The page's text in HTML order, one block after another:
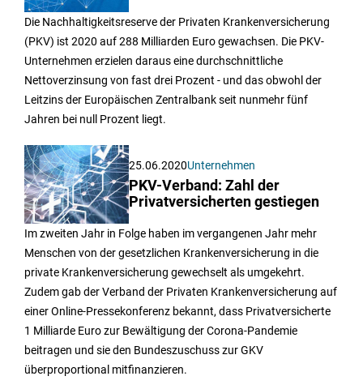
Die Nachhaltigkeitsreserve der Privaten Krankenversicherung
(PKV) ist 2020 auf 288 Milliarden Euro gewachsen. Die PKV-
Unternehmen erzielen daraus eine durchschnittliche
Nettoverzinsung von fast drei Prozent - und das obwohl der
Leitzins der Europäischen Zentralbank seit nunmehr fünf
Jahren bei null Prozent liegt.
25.06.2020Unternehmen
PKV-Verband: Zahl der
Privatversicherten gestiegen
Im zweiten Jahr in Folge haben im vergangenen Jahr mehr
Menschen von der gesetzlichen Krankenversicherung in die
private Krankenversicherung gewechselt als umgekehrt.
Zudem gab der Verband der Privaten Krankenversicherung auf
einer Online-Pressekonferenz bekannt, dass Privatversicherte
1 Milliarde Euro zur Bewältigung der Corona-Pandemie
beitragen und sie den Bundeszuschuss zur GKV
überproportional mitfinanzieren.